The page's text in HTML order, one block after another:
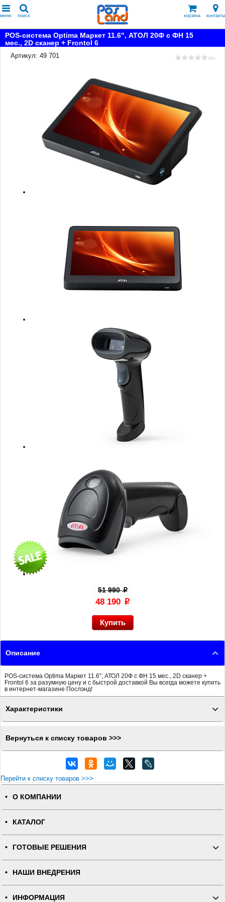
меню поиск корзина контакты
POS-система Optima Маркет 11.6", АТОЛ 20Ф с ФН 15
мес., 2D сканер + Frontol 6
Артикул: 49 701
( 0 )
51 990p
48 190 p
Описание
POS-система Optima Маркет 11.6", АТОЛ 20Ф с ФН 15 мес., 2D сканер +
Frontol 6 за разумную цену и с быстрой доставкой Вы всегда можете купить
в интернет-магазине Послэнд!
Характеристики
Вернуться к списку товаров >>>
Перейти к списку товаров >>>
О КОМПАНИИ
КАТАЛОГ
ГОТОВЫЕ РЕШЕНИЯ
НАШИ ВНЕДРЕНИЯ
ИНФОРМАЦИЯ